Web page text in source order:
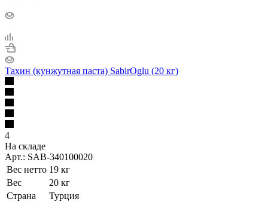
Тахин (кунжутная паста) SabirOglu (20 кг)
4
На складе
Арт.: SAB-340100020
Вес нетто 19 кг
Вес
20 кг
Страна
Турция